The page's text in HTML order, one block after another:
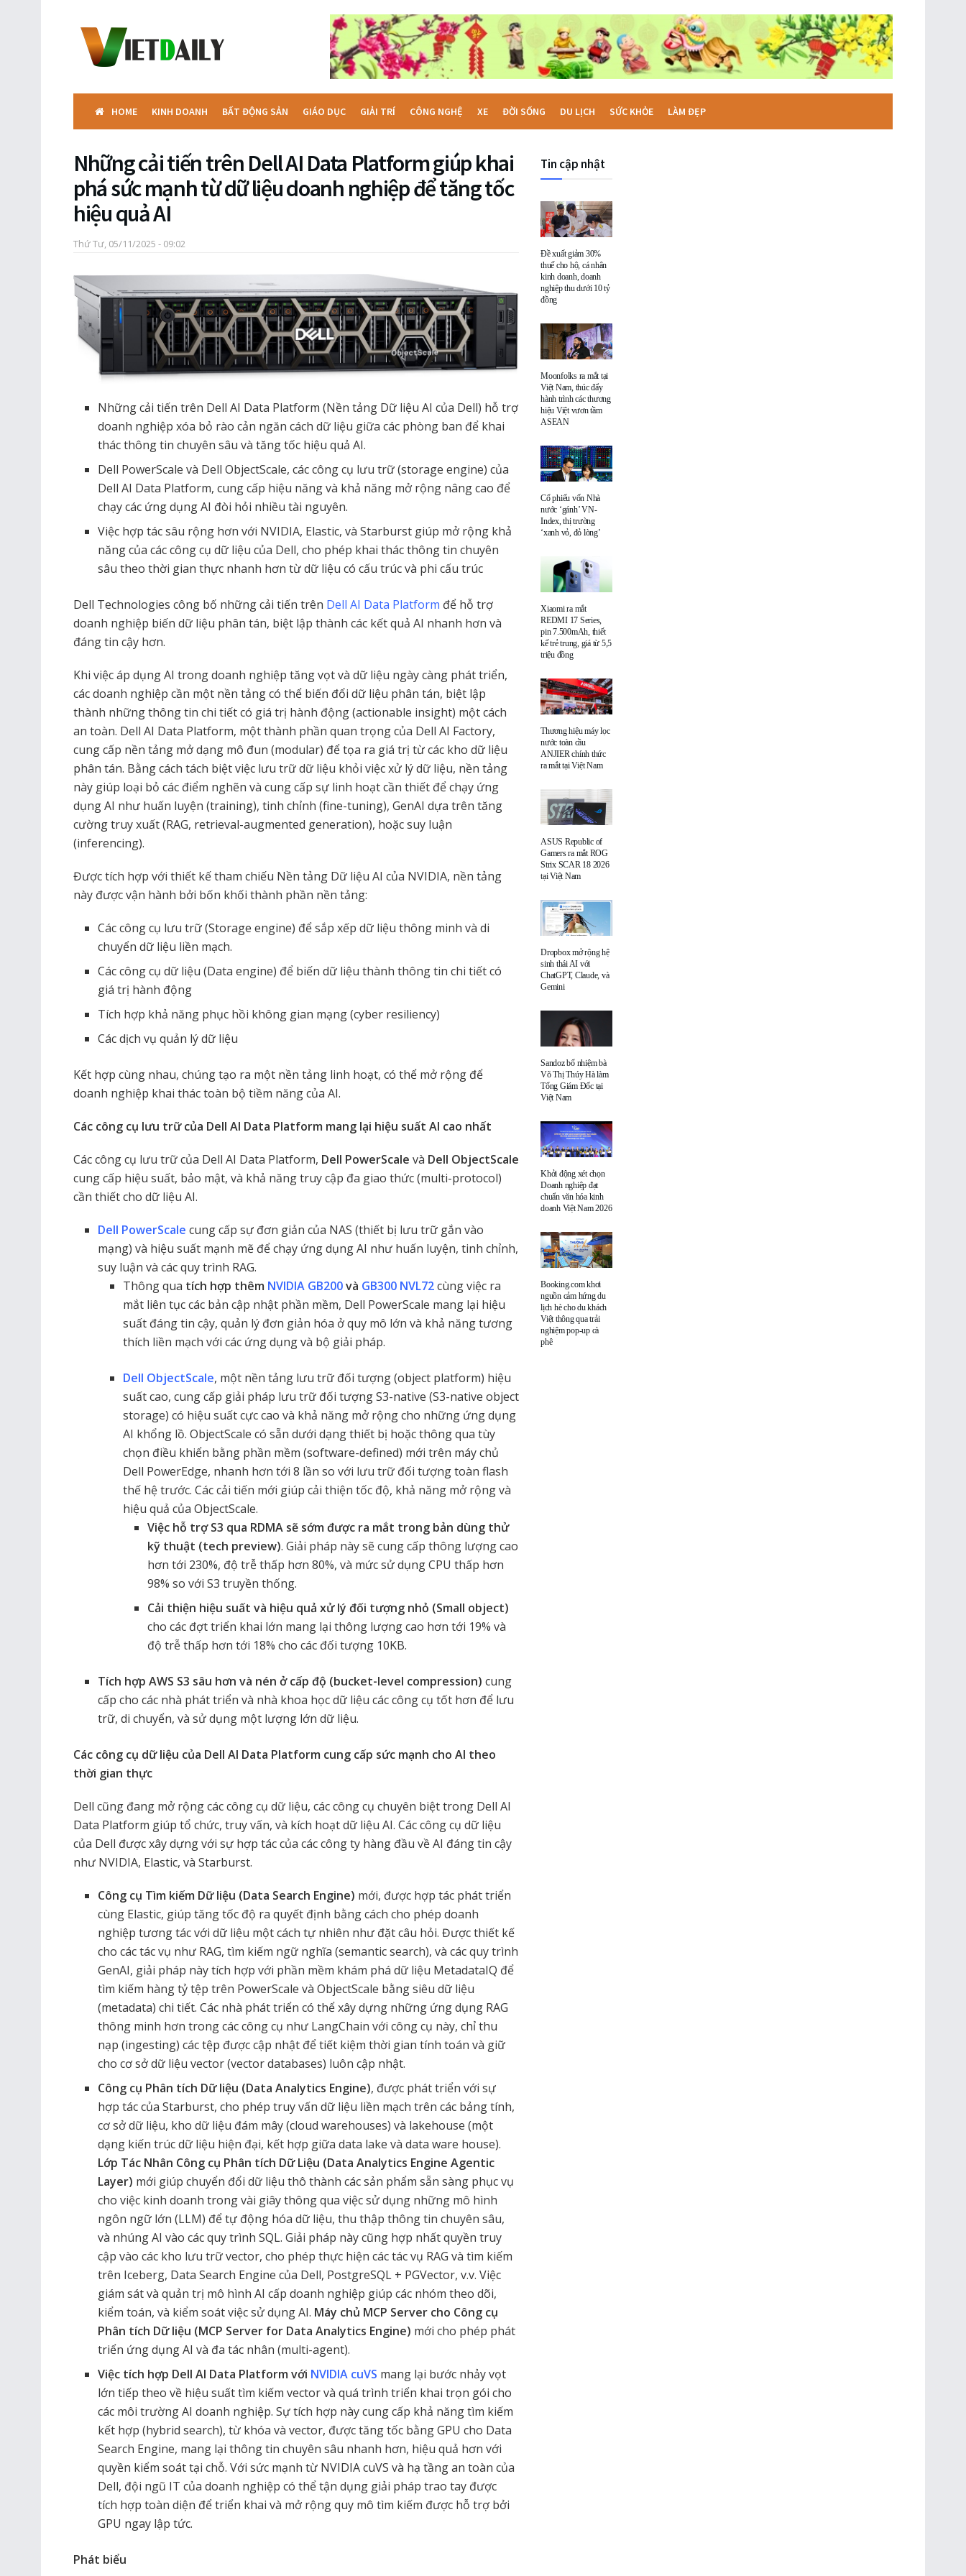
HOME KINH DOANH BẤT ĐỘNG SẢN GIÁO DỤC GIẢI TRÍ CÔNG NGHỆ XE ĐỜI SỐNG DU LỊCH SỨC KHỎE LÀM ĐẸP
Những cải tiến trên Dell AI Data Platform giúp khai
phá sức mạnh từ dữ liệu doanh nghiệp để tăng tốc
hiệu quả AI
Thứ Tư, 05/11/2025 - 09:02
Những cải tiến trên Dell AI Data Platform (Nền tảng Dữ liệu AI của Dell) hỗ trợ
doanh nghiệp xóa bỏ rào cản ngăn cách dữ liệu giữa các phòng ban để khai
thác thông tin chuyên sâu và tăng tốc hiệu quả AI.
Dell PowerScale và Dell ObjectScale, các công cụ lưu trữ (storage engine) của
Dell AI Data Platform, cung cấp hiệu năng và khả năng mở rộng nâng cao để
chạy các ứng dụng AI đòi hỏi nhiều tài nguyên.
Việc hợp tác sâu rộng hơn với NVIDIA, Elastic, và Starburst giúp mở rộng khả
năng của các công cụ dữ liệu của Dell, cho phép khai thác thông tin chuyên
sâu theo thời gian thực nhanh hơn từ dữ liệu có cấu trúc và phi cấu trúc
Dell Technologies công bố những cải tiến trên Dell AI Data Platform để hỗ trợ
doanh nghiệp biến dữ liệu phân tán, biệt lập thành các kết quả AI nhanh hơn và
đáng tin cậy hơn.
Khi việc áp dụng AI trong doanh nghiệp tăng vọt và dữ liệu ngày càng phát triển,
các doanh nghiệp cần một nền tảng có thể biến đổi dữ liệu phân tán, biệt lập
thành những thông tin chi tiết có giá trị hành động (actionable insight) một cách
an toàn. Dell AI Data Platform, một thành phần quan trọng của Dell AI Factory,
cung cấp nền tảng mở dạng mô đun (modular) để tọa ra giá trị từ các kho dữ liệu
phân tán. Bằng cách tách biệt việc lưu trữ dữ liệu khỏi việc xử lý dữ liệu, nền tảng
này giúp loại bỏ các điểm nghẽn và cung cấp sự linh hoạt cần thiết để chạy ứng
dụng AI như huấn luyện (training), tinh chỉnh (fine-tuning), GenAI dựa trên tăng
cường truy xuất (RAG, retrieval-augmented generation), hoặc suy luận
(inferencing).
Được tích hợp với thiết kế tham chiếu Nền tảng Dữ liệu AI của NVIDIA, nền tảng
này được vận hành bởi bốn khối thành phần nền tảng:
Các công cụ lưu trữ (Storage engine) để sắp xếp dữ liệu thông minh và di
chuyển dữ liệu liền mạch.
Các công cụ dữ liệu (Data engine) để biến dữ liệu thành thông tin chi tiết có
giá trị hành động
Tích hợp khả năng phục hồi không gian mạng (cyber resiliency)
Các dịch vụ quản lý dữ liệu
Kết hợp cùng nhau, chúng tạo ra một nền tảng linh hoạt, có thể mở rộng để
doanh nghiệp khai thác toàn bộ tiềm năng của AI.
Các công cụ lưu trữ của Dell AI Data Platform mang lại hiệu suất AI cao nhất
Các công cụ lưu trữ của Dell AI Data Platform, Dell PowerScale và Dell ObjectScale
cung cấp hiệu suất, bảo mật, và khả năng truy cập đa giao thức (multi-protocol)
cần thiết cho dữ liệu AI.
Dell PowerScale cung cấp sự đơn giản của NAS (thiết bị lưu trữ gắn vào
mạng) và hiệu suất mạnh mẽ để chạy ứng dụng AI như huấn luyện, tinh chỉnh,
suy luận và các quy trình RAG.
Thông qua tích hợp thêm NVIDIA GB200 và GB300 NVL72cùng việc ra
mắt liên tục các bản cập nhật phần mềm, Dell PowerScale mang lại hiệu
suất đáng tin cậy, quản lý đơn giản hóa ở quy mô lớn và khả năng tương
thích liền mạch với các ứng dụng và bộ giải pháp.
Dell ObjectScale, một nền tảng lưu trữ đối tượng (object platform) hiệu
suất cao, cung cấp giải pháp lưu trữ đối tượng S3-native (S3-native object
storage) có hiệu suất cực cao và khả năng mở rộng cho những ứng dụng
AI khổng lồ. ObjectScale có sẵn dưới dạng thiết bị hoặc thông qua tùy
chọn điều khiển bằng phần mềm (software-defined) mới trên máy chủ
Dell PowerEdge, nhanh hơn tới 8 lần so với lưu trữ đối tượng toàn flash
thế hệ trước. Các cải tiến mới giúp cải thiện tốc độ, khả năng mở rộng và
hiệu quả của ObjectScale.
Việc hỗ trợ S3 qua RDMA sẽ sớm được ra mắt trong bản dùng thử
kỹ thuật (tech preview). Giải pháp này sẽ cung cấp thông lượng cao
hơn tới 230%, độ trễ thấp hơn 80%, và mức sử dụng CPU thấp hơn
98% so với S3 truyền thống.
Cải thiện hiệu suất và hiệu quả xử lý đối tượng nhỏ (Small object)
cho các đợt triển khai lớn mang lại thông lượng cao hơn tới 19% và
độ trễ thấp hơn tới 18% cho các đối tượng 10KB.
Tích hợp AWS S3 sâu hơn và nén ở cấp độ (bucket-level compression) cung
cấp cho các nhà phát triển và nhà khoa học dữ liệu các công cụ tốt hơn để lưu
trữ, di chuyển, và sử dụng một lượng lớn dữ liệu.
Các công cụ dữ liệu của Dell AI Data Platform cung cấp sức mạnh cho AI theo
thời gian thực
Dell cũng đang mở rộng các công cụ dữ liệu, các công cụ chuyên biệt trong Dell AI
Data Platform giúp tổ chức, truy vấn, và kích hoạt dữ liệu AI. Các công cụ dữ liệu
của Dell được xây dựng với sự hợp tác của các công ty hàng đầu về AI đáng tin cậy
như NVIDIA, Elastic, và Starburst.
Công cụ Tìm kiếm Dữ liệu (Data Search Engine) mới, được hợp tác phát triển
cùng Elastic, giúp tăng tốc độ ra quyết định bằng cách cho phép doanh
nghiệp tương tác với dữ liệu một cách tự nhiên như đặt câu hỏi. Được thiết kế
cho các tác vụ như RAG, tìm kiếm ngữ nghĩa (semantic search), và các quy trình
GenAI, giải pháp này tích hợp với phần mềm khám phá dữ liệu MetadataIQ để
tìm kiếm hàng tỷ tệp trên PowerScale và ObjectScale bằng siêu dữ liệu
(metadata) chi tiết. Các nhà phát triển có thể xây dựng những ứng dụng RAG
thông minh hơn trong các công cụ như LangChain với công cụ này, chỉ thu
nạp (ingesting) các tệp được cập nhật để tiết kiệm thời gian tính toán và giữ
cho cơ sở dữ liệu vector (vector databases) luôn cập nhật.
Công cụ Phân tích Dữ liệu (Data Analytics Engine), được phát triển với sự
hợp tác của Starburst, cho phép truy vấn dữ liệu liền mạch trên các bảng tính,
cơ sở dữ liệu, kho dữ liệu đám mây (cloud warehouses) và lakehouse (một
dạng kiến trúc dữ liệu hiện đại, kết hợp giữa data lake và data ware house).
Lớp Tác Nhân Công cụ Phân tích Dữ Liệu (Data Analytics Engine Agentic
Layer) mới giúp chuyển đổi dữ liệu thô thành các sản phẩm sẵn sàng phục vụ
cho việc kinh doanh trong vài giây thông qua việc sử dụng những mô hình
ngôn ngữ lớn (LLM) để tự động hóa dữ liệu, thu thập thông tin chuyên sâu,
và nhúng AI vào các quy trình SQL. Giải pháp này cũng hợp nhất quyền truy
cập vào các kho lưu trữ vector, cho phép thực hiện các tác vụ RAG và tìm kiếm
trên Iceberg, Data Search Engine của Dell, PostgreSQL + PGVector, v.v. Việc
giám sát và quản trị mô hình AI cấp doanh nghiệp giúp các nhóm theo dõi,
kiểm toán, và kiểm soát việc sử dụng AI. Máy chủ MCP Server cho Công cụ
Phân tích Dữ liệu (MCP Server for Data Analytics Engine) mới cho phép phát
triển ứng dụng AI và đa tác nhân (multi-agent).
Việc tích hợp Dell AI Data Platform với NVIDIA cuVS mang lại bước nhảy vọt
lớn tiếp theo về hiệu suất tìm kiếm vector và quá trình triển khai trọn gói cho
các môi trường AI doanh nghiệp. Sự tích hợp này cung cấp khả năng tìm kiếm
kết hợp (hybrid search), từ khóa và vector, được tăng tốc bằng GPU cho Data
Search Engine, mang lại thông tin chuyên sâu nhanh hơn, hiệu quả hơn với
quyền kiểm soát tại chỗ. Với sức mạnh từ NVIDIA cuVS và hạ tầng an toàn của
Dell, đội ngũ IT của doanh nghiệp có thể tận dụng giải pháp trao tay được
tích hợp toàn diện để triển khai và mở rộng quy mô tìm kiếm được hỗ trợ bởi
GPU ngay lập tức.
Phát biểu
Tin cập nhật
Đề xuất giảm 30%
thuế cho hộ, cá nhân
kinh doanh, doanh
nghiệp thu dưới 10 tỷ
đồng
Moonfolks ra mắt tại
Việt Nam, thúc đẩy
hành trình các thương
hiệu Việt vươn tầm
ASEAN
Cổ phiếu vốn Nhà
nước ‘gánh’ VN-
Index, thị trường
‘xanh vỏ, đỏ lòng’
Xiaomi ra mắt
REDMI 17 Series,
pin 7.500mAh, thiết
kế trẻ trung, giá từ 5,5
triệu đồng
Thương hiệu máy lọc
nước toàn cầu
ANJIER chính thức
ra mắt tại Việt Nam
ASUS Republic of
Gamers ra mắt ROG
Strix SCAR 18 2026
tại Việt Nam
Dropbox mở rộng hệ
sinh thái AI với
ChatGPT, Claude, và
Gemini
Sandoz bổ nhiệm bà
Võ Thị Thúy Hà làm
Tổng Giám Đốc tại
Việt Nam
Khởi động xét chọn
Doanh nghiệp đạt
chuẩn văn hóa kinh
doanh Việt Nam 2026
Booking.com khơi
nguồn cảm hứng du
lịch hè cho du khách
Việt thông qua trải
nghiệm pop-up cà
phê